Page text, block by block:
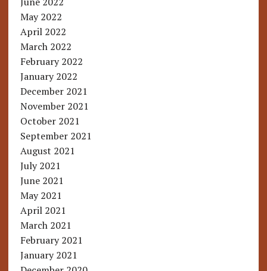
May 2022
April 2022
March 2022
February 2022
January 2022
December 2021
November 2021
October 2021
September 2021
August 2021
July 2021
June 2021
May 2021
April 2021
March 2021
February 2021
January 2021